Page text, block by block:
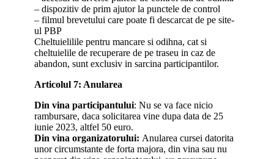
– dispozitiv de prim ajutor la punctele de control
– filmul brevetului care poate fi descarcat de pe site-
ul PBP
Cheltuielilile pentru mancare si odihna, cat si
cheltuielile de recuperare de pe traseu in caz de
abandon, sunt exclusiv in sarcina participantilor.
Articolul 7: Anularea
Din vina participantului: Nu se va face nicio
rambursare, daca solicitarea vine dupa data de 25
iunie 2023, altfel 50 euro.
Din vina organizatorului: Anularea cursei datorita
unor circumstante de forta majora, din vina sau nu